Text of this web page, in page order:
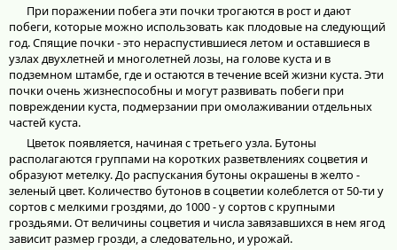
При поражении побега эти почки трогаются в рост и дают
побеги, которые можно использовать как плодовые на следующий
год. Спящие почки - это нераспустившиеся летом и оставшиеся в
узлах двухлетней и многолетней лозы, на голове куста и в
подземном штамбе, где и остаются в течение всей жизни куста. Эти
почки очень жизнеспособны и могут развивать побеги при
повреждении куста, подмерзании при омолаживании отдельных
частей куста.
Цветок появляется, начиная с третьего узла. Бутоны
располагаются группами на коротких разветвлениях соцветия и
образуют метелку. До распускания бутоны окрашены в желто -
зеленый цвет. Количество бутонов в соцветии колеблется от 50-ти у
сортов с мелкими гроздями, до 1000 - у сортов с крупными
гроздьями. От величины соцветия и числа завязавшихся в нем ягод
зависит размер грозди, а следовательно, и урожай.